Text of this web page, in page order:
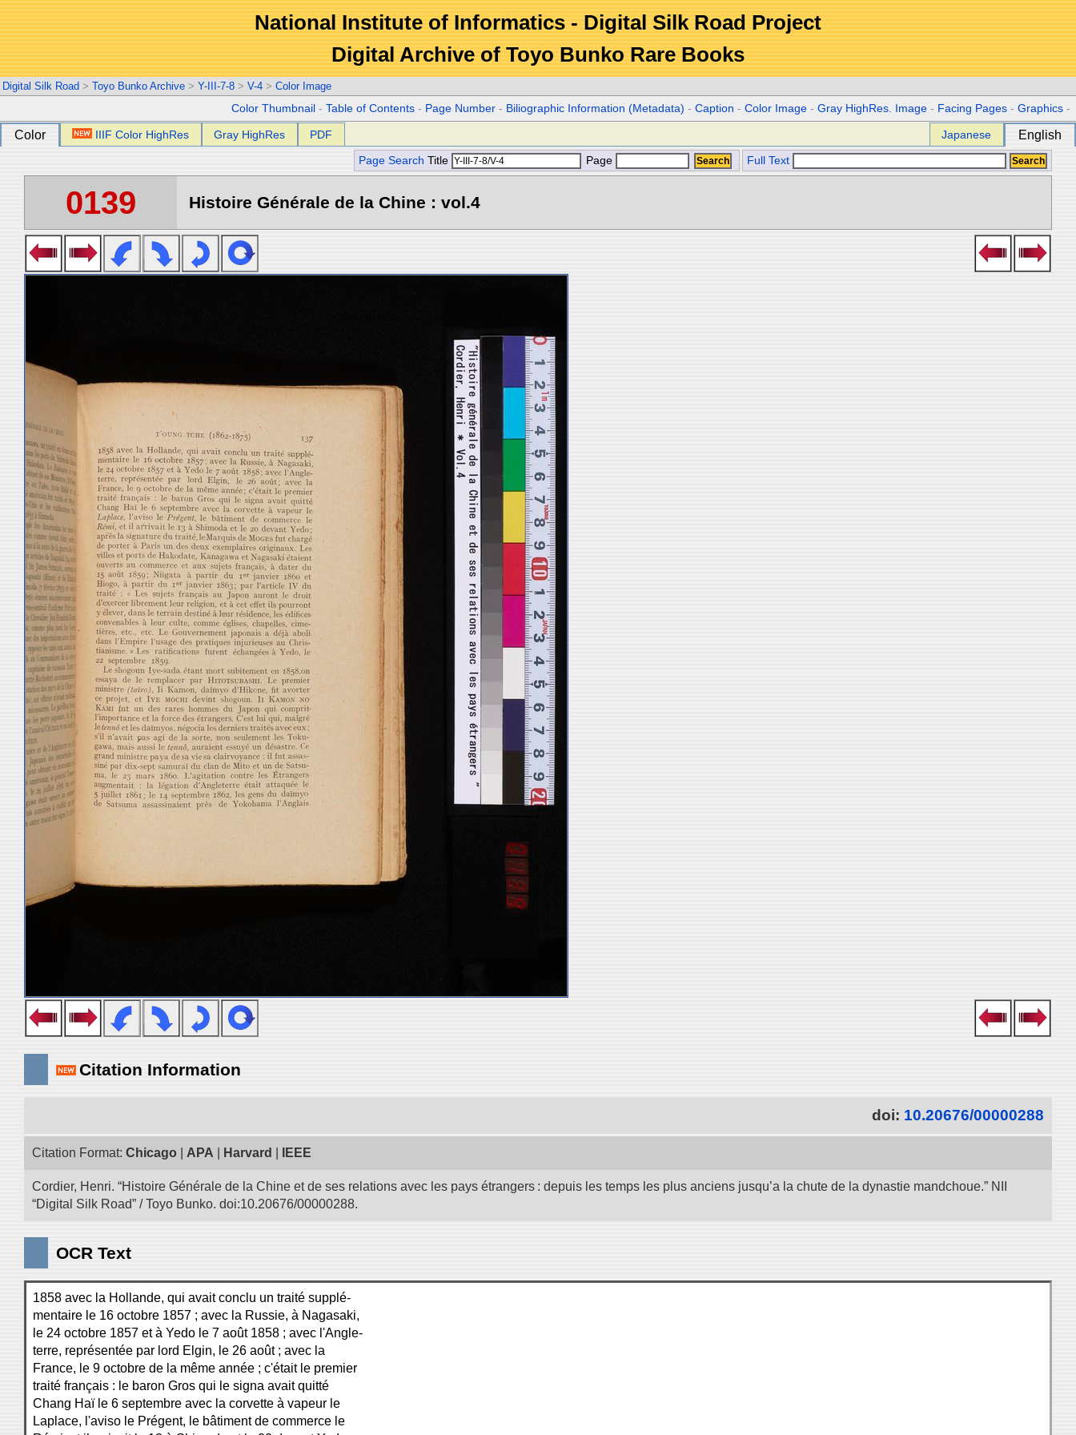
National Institute of Informatics - Digital Silk Road Project
Digital Archive of Toyo Bunko Rare Books
Digital Silk Road > Toyo Bunko Archive > Y-III-7-8 > V-4 > Color Image
Color Thumbnail -Table of Contents - Page Number - Biliographic Information (Metadata) -Caption -Color Image -Gray HighRes. Image - Facing Pages -Graphics -
Color IIIF Color HighRes Gray HighRes PDF Japanese English
Page Search Title Page Full Text
0139 Histoire Générale de la Chine : vol.4
Citation Information
doi: 10.20676/00000288
Citation Format: Chicago APA Harvard IEEE
Cordier, Henri. “Histoire Générale de la Chine et de ses relations avec les pays étrangers : depuis les temps les plus anciens jusqu’a la chute de la dynastie mandchoue.” NII
“Digital Silk Road” / Toyo Bunko. doi:10.20676/00000288.
OCR Text
1858 avec la Hollande, qui avait conclu un traité supplé-
mentaire le 16 octobre 1857 ; avec la Russie, à Nagasaki,
le 24 octobre 1857 et à Yedo le 7 août 1858 ; avec l'Angle-
terre, représentée par lord Elgin, le 26 août ; avec la
France, le 9 octobre de la même année ; c'était le premier
traité français : le baron Gros qui le signa avait quitté
Chang Haï le 6 septembre avec la corvette à vapeur le
Laplace, l'aviso le Prégent, le bâtiment de commerce le